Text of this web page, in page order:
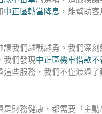
中正區轉當降息 ，能幫助
我們越戰越勇。我們深
我們發現中正區機車借款不
些服務，我們不僅渡過
財務健康，都需要「主